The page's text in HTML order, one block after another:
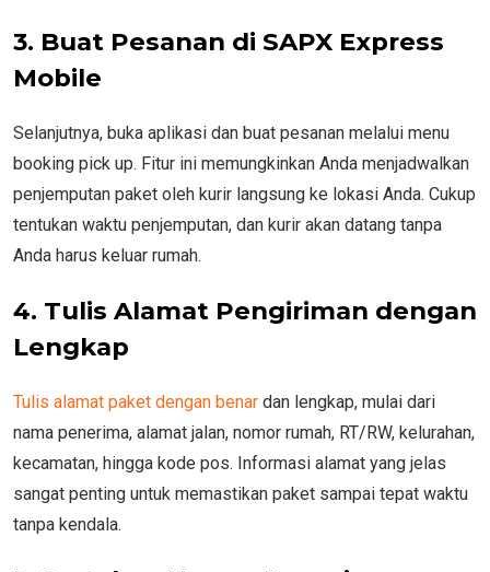
3. Buat Pesanan di SAPX Express
Mobile
Selanjutnya, buka aplikasi dan buat pesanan melalui menu
booking pick up. Fitur ini memungkinkan Anda menjadwalkan
penjemputan paket oleh kurir langsung ke lokasi Anda. Cukup
tentukan waktu penjemputan, dan kurir akan datang tanpa
Anda harus keluar rumah.
4. Tulis Alamat Pengiriman dengan
Lengkap
Tulis alamat paket dengan benar dan lengkap, mulai dari
nama penerima, alamat jalan, nomor rumah, RT/RW, kelurahan,
kecamatan, hingga kode pos. Informasi alamat yang jelas
sangat penting untuk memastikan paket sampai tepat waktu
tanpa kendala.